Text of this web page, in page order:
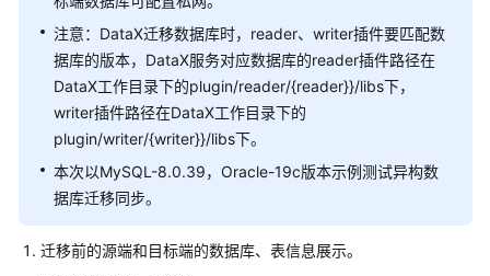
私
有
网
三
级
解
决
注意：DataX迁移数据库时，reader、writer插件要匹配数
据库的版本，DataX服务对应数据库的reader插件路径在
DataX工作目录下的plugin/reader/{reader}}/libs下，
writer插件路径在DataX工作目录下的
plugin/writer/{writer}}/libs下。
本次以MySQL-8.0.39，Oracle-19c版本示例测试异构数
据库迁移同步。
迁移前的源端和目标端的数据库、表信息展示。